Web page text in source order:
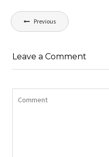
Navigation
de
Previous
Leave a Comment